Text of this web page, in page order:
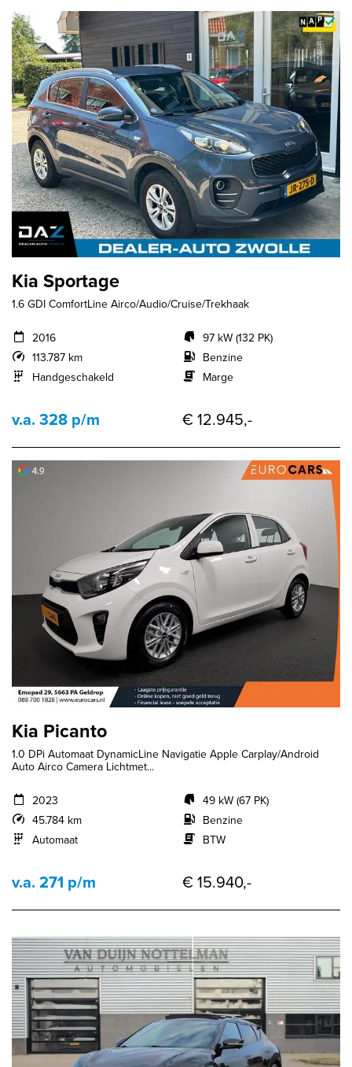
Kia Sportage
1.6 GDI ComfortLine Airco/Audio/Cruise/Trekhaak
2016
113.787 km
Handgeschakeld
97 kW (132 PK)
Benzine
Marge
v.a. 328 p/m € 12.945,-
Kia Picanto
1.0 DPi Automaat DynamicLine Navigatie Apple Carplay/Android
Auto Airco Camera Lichtmet...
2023
45.784 km
Automaat
49 kW (67 PK)
Benzine
BTW
v.a. 271 p/m € 15.940,-